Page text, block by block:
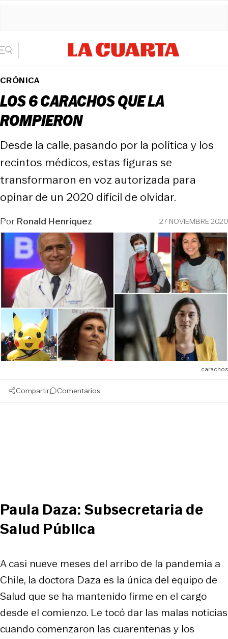
CRÓNICA
LOS 6 CARACHOS QUE LA
ROMPIERON
Desde la calle, pasando por la política y los
recintos médicos, estas figuras se
transformaron en voz autorizada para
opinar de un 2020 difícil de olvidar.
PorRonald Henríquez 27 NOVIEMBRE 2020
carachos
Compartir Comentarios
Paula Daza: Subsecretaria de
Salud Pública
A casi nueve meses del arribo de la pandemia a
Chile, la doctora Daza es la única del equipo de
Salud que se ha mantenido firme en el cargo
desde el comienzo. Le tocó dar las malas noticias
cuando comenzaron las cuarentenas y los